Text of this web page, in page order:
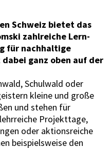
Schweiz bietet das
zahlreiche Lern-
für nachhaltige
ganz oben auf der
Schulwald oder
kleine und große
und stehen für
Projekttage,
oder aktionsreiche
beispielsweise den